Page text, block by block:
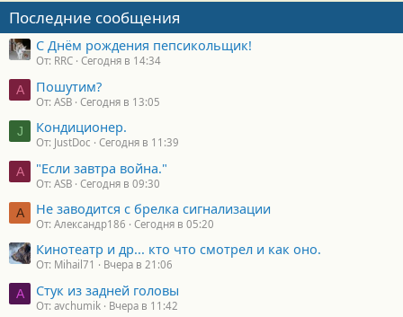
Последние сообщения
С Днём рождения пепсикольщик!
От: RRC Сегодня в 14:34
A Пошутим?
От: ASB Сегодня в 13:05
J Кондиционер.
От: JustDoc Сегодня в 11:39
A "Если завтра война."
От: ASB Сегодня в 09:30
А Не заводится с брелка сигнализации
От: Александр186 Сегодня в 05:20
Кинотеатр и др... кто что смотрел и как оно.
От: Mihail71 Вчера в 21:06
A Стук из задней головы
От: avchumik Вчера в 11:42